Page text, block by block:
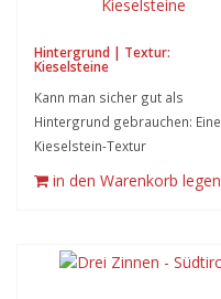
Hintergrund | Textur:
Kieselsteine
Kann man sicher gut als
Hintergrund gebrauchen: Eine
Kieselstein-Textur
in den Warenkorb legen